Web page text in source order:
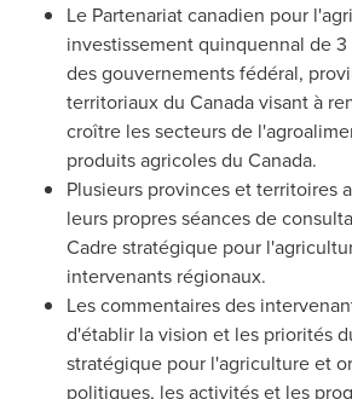
Le Partenariat canadien pour
investissement quinquennal de
des gouvernements fédéral,
territoriaux du Canadavisant à
croître les secteurs de
produits agricoles du Canada.
Plusieurs provinces et territoires
leurs propres séances de
Cadre stratégique pour
intervenants régionaux.
Les commentaires des
d'établir la vision et les priorités
stratégique pour l'agriculture et
politiques, les activités et les